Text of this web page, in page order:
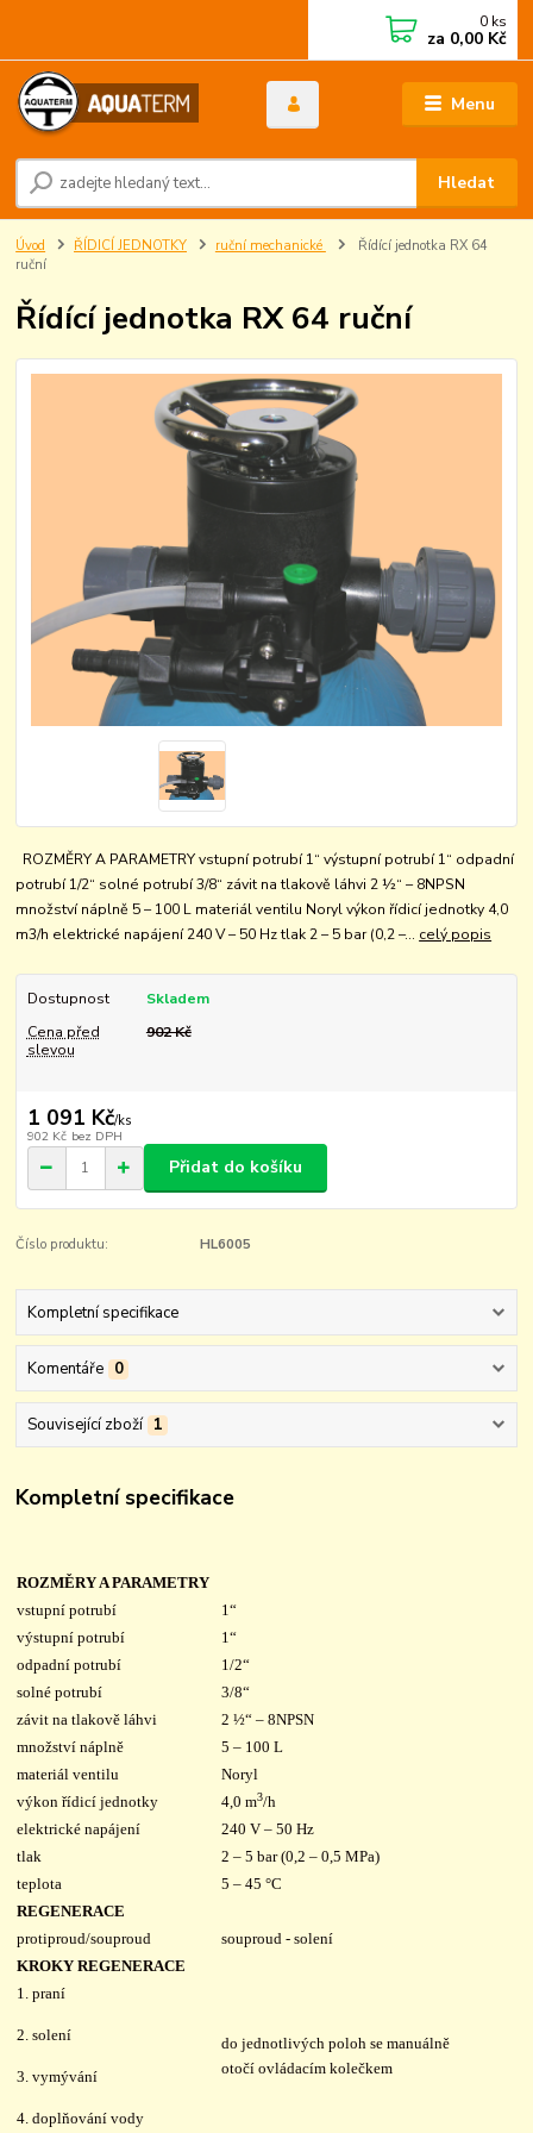
Menu
Hledat
0 ks
za 0,00 Kč
Úvod ŘÍDICÍ JEDNOTKY ruční mechanické
Řídící jednotka RX 64
ruční
Řídící jednotka RX 64 ruční
ROZMĚRY A PARAMETRY vstupní potrubí 1“ výstupní potrubí 1“ odpadní
potrubí 1/2“ solné potrubí 3/8“ závit na tlakově láhvi 2 ½“ – 8NPSN
množství náplně 5 – 100 L materiál ventilu Noryl výkon řídicí jednotky 4,0
m3/h elektrické napájení 240 V – 50 Hz tlak 2 – 5 bar (0,2 –... celý popis
Dostupnost
Skladem
Cena před
slevou
902 Kč
1 091 Kč/ks
902 Kč bez DPH
Přidat do košíku
Číslo produktu: HL6005
Kompletní specifikace
Komentáře 0
Související zboží 1
Kompletní specifikace
ROZMĚRY A PARAMETRY
vstupní potrubí
1“
výstupní potrubí
1“
odpadní potrubí
1/2“
solné potrubí
3/8“
závit na tlakově láhvi
2 ½“ – 8NPSN
množství náplně
5 – 100 L
materiál ventilu
Noryl
výkon řídicí jednotky
4,0 m3/h
elektrické napájení
240 V – 50 Hz
tlak
2 – 5 bar (0,2 – 0,5 MPa)
teplota
5 – 45 °C
REGENERACE
protiproud/souproud
souproud - solení
KROKY REGENERACE
1. praní
2. solení
3. vymývání
4. doplňování vody
do jednotlivých poloh se manuálně
otočíovládacím kolečkem